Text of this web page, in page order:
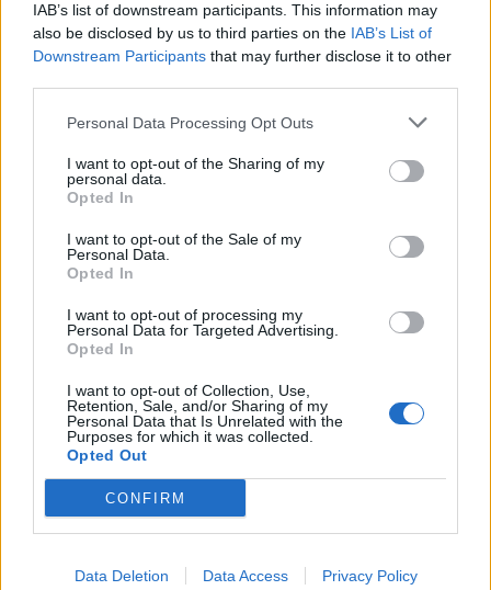
IAB’s list of downstream participants. This information may
also be disclosed by us to third parties on the IAB’s List of
Downstream Participants that may further disclose it to other
Personal Data Processing Opt Outs
I want to opt-out of the Sharing of my
personal data.
Opted In
I want to opt-out of the Sale of my
Personal Data.
Opted In
I want to opt-out of processing my
Personal Data for Targeted Advertising.
Opted In
I want to opt-out of Collection, Use,
Retention, Sale, and/or Sharing of my
Personal Data that Is Unrelated with the
Purposes for which it was collected.
Opted Out
CONFIRM
Data Deletion Data Access Privacy Policy
Λάρισα Θερμοηλεκτρική: Στην ΑΒΑΞ η
κατασκευή του σταθμού ηλεκτροπαραγωγής
800 MW
Την υπογραφή σύμβασης με τη Λάρισα Θερμοηλεκτρική
κατασκευή και τη λειτουργία μονάδας ηλεκτροπαραγωγής
συνδυασμένου κύκλου, ισχύος 800 MW. Η νέα ανάθεση
επιβεβαιώνει την ισχυρή παρουσία και την τεχνογνωσία του Ομίλου
στην υλοποίηση μεγάλων ενεργειακών έργων.
NEWSROOM/05 Αυγ 2026
ΕΠΙΧΕΙΡΗΣΕΙΣ